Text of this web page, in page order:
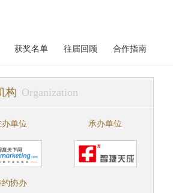
获奖名单 往届回顾 合作指南
构 Organization
办单位 承办单位
约协办